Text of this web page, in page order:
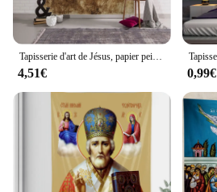
Tapisserie d'art de Jésus, papier peint à suspendre au mur du Christ, décoration esthétique de chambre à coucher, souvenir amusant, décoration de la maison
4,51€ 0,99€